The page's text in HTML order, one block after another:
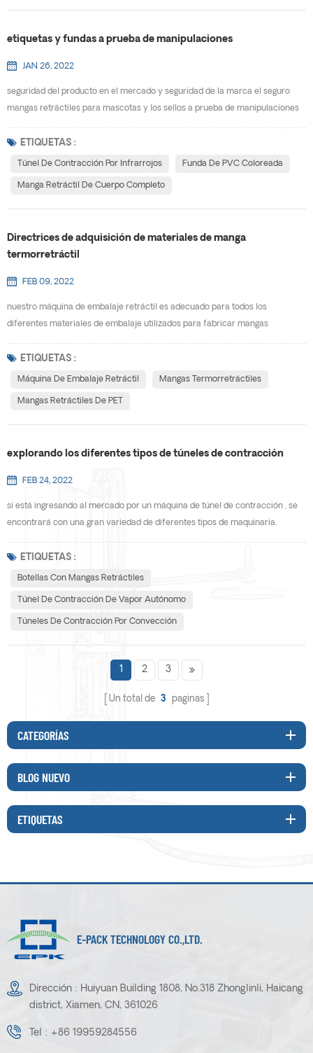
etiquetas y fundas a prueba de manipulaciones
JAN 26, 2022
seguridad del producto en el mercado y seguridad de la marca el seguro
mangas retráctiles para mascotas y los sellos a prueba de manipulaciones
mientras protegen sus productos contra manipulaciones. opciones
disponibles para etiquetas y fundas Las fundas retráctiles ofrecen una
ETIQUETAS :
Túnel De Contracción Por Infrarrojos Funda De PVC Coloreada
Manga Retráctil De Cuerpo Completo
Directrices de adquisición de materiales de manga
termorretráctil
FEB 09, 2022
nuestro máquina de embalaje retráctil es adecuado para todos los
diferentes materiales de embalaje utilizados para fabricar mangas
previsto determinarán qué materiales funcionarán mejor para su proyecto
en particular. los materiales disponibles incluyen: mascota (G) , PVC, OPS y
ETIQUETAS :
Máquina De Embalaje Retráctil Mangas Termorretráctiles
Mangas Retráctiles De PET
explorando los diferentes tipos de túneles de contracción
FEB 24, 2022
si está ingresando al mercado por un máquina de túnel de contracción , se
encontrará con una gran variedad de diferentes tipos de maquinaria.
de túnel de retractilado está diseñado para trabajar en aplicaciones
específicas. ¿Qué es exactamente un túnel de contracción? un túnel de
ETIQUETAS :
Botellas Con Mangas Retráctiles
Túnel De Contracción De Vapor Autónomo
Túneles De Contracción Por Convección
1 2 3
Un total de 3 paginas
CATEGORÍAS
BLOG NUEVO
ETIQUETAS
E-PACK TECHNOLOGY CO.,LTD.
Dirección : Huiyuan Building 1808, No.318 Zhonglinli, Haicang
district, Xiamen, CN, 361026
Tel : +86 19959284556